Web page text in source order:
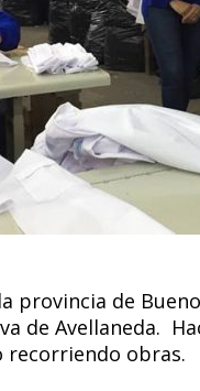
provincia de
de Avellaneda.
obras.